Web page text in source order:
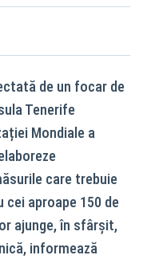
de un focar de
Tenerife
Mondiale a
care trebuie
aproape 150 de
ajunge, în sfârșit,
informează